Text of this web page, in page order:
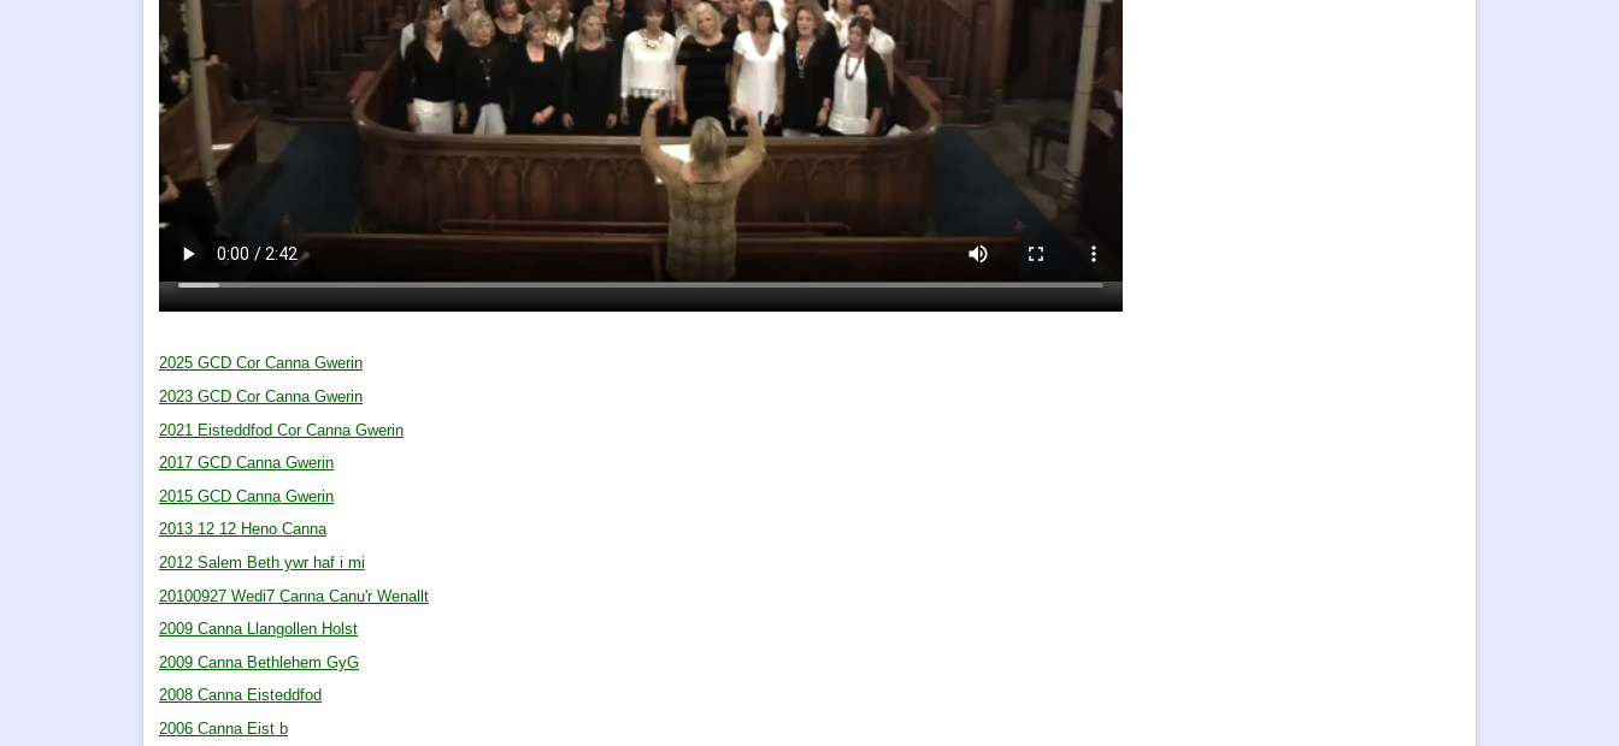
2025 GCD Cor Canna Gwerin
2023 GCD Cor Canna Gwerin
2021 Eisteddfod Cor Canna Gwerin
2017 GCD Canna Gwerin
2015 GCD Canna Gwerin
2013 12 12 Heno Canna
2012 Salem Beth ywr haf i mi
20100927 Wedi7 Canna Canu'r Wenallt
2009 Canna Llangollen Holst
2009 Canna Bethlehem GyG
2008 Canna Eisteddfod
2006 Canna Eist b